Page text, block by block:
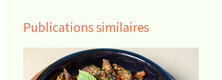
Publications similaires